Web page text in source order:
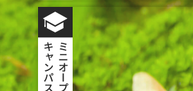
取り組み
ップ
持続的社会を実現できる
高度専門職業人を養成
学相談会
各地おこなっている進学相談
の会場、日程についてご案内
教育ローン、提携教育
ン等
教育ローンと提携教育ローン
する情報です。